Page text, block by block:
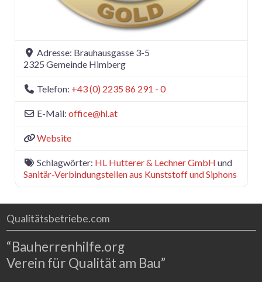
Adresse: Brauhausgasse 3-5
2325 Gemeinde Himberg
Telefon: +43 (0) 2235 86 291 - 0
E-Mail: office@hl.at
Website
Schlagwörter: HL Hutterer & Lechner GmbH und
Sanitär-Verbindungsteilen aus Kunststoff und Siphons
Qualitätsbetriebe.com
“Bauherrenhilfe.org
Verein für Qualität am Bau”